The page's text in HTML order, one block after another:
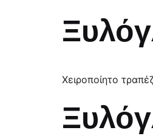
Χειροποίητο